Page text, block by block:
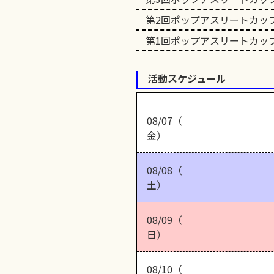
第2回ポップアスリートカッ
第1回ポップアスリートカッ
活動スケジュール
08/07（
金）
08/08（
土）
08/09（
日）
08/10（